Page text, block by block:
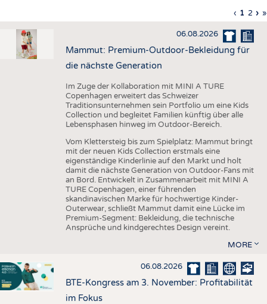
TESTS
AUSSCHREIBUNGEN
DTV AUSSCHREIBUNGSDIENST
FAKTEN
STATISTICS
ADRESSEN & LINKS
PUBLIKATIONEN
TERMINE
BRANCHENTERMINE
Seitennummerierung
Seite
‹
Seite
1 Seite
2 › »
06.08.2026
Mammut: Premium-Outdoor-Bekleidung für
die nächste Generation
Im Zuge der Kollaboration mit MINI A TURE
Copenhagen erweitert das Schweizer
Traditionsunternehmen sein Portfolio um eine Kids
Collection und begleitet Familien künftig über alle
Lebensphasen hinweg im Outdoor-Bereich.
Vom Klettersteig bis zum Spielplatz: Mammut bringt
mit der neuen Kids Collection erstmals eine
eigenständige Kinderlinie auf den Markt und holt
damit die nächste Generation von Outdoor-Fans mit
an Bord. Entwickelt in Zusammenarbeit mit MINI A
TURE Copenhagen, einer führenden
skandinavischen Marke für hochwertige Kinder-
Outerwear, schließt Mammut damit eine Lücke im
Premium-Segment: Bekleidung, die technische
Ansprüche und kindgerechtes Design vereint.
MORE
06.08.2026
BTE-Kongress am 3. November: Profitabilität
im Fokus